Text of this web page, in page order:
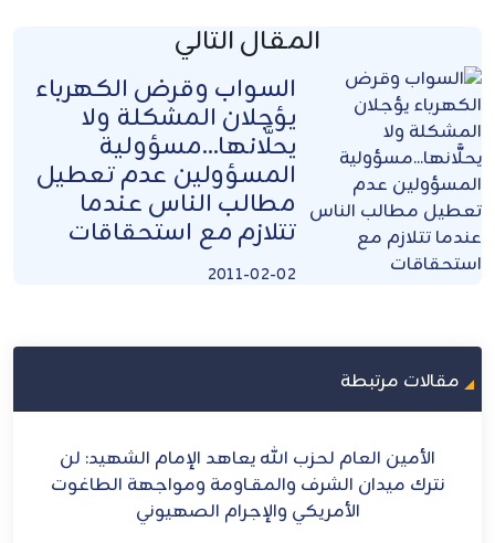
المقال التالي
السواب وقرض الكهرباء
يؤجلان المشكلة ولا
يحلَّانها...مسؤولية
المسؤولين عدم تعطيل
مطالب الناس عندما
تتلازم مع استحقاقات
2011-02-02
مقالات مرتبطة
الأمين العام لحزب الله يعاهد الإمام الشهيد: لن
نترك ميدان الشرف والمقـاومة ومواجهة الطاغوت
الأمريكي والإجرام الصهيوني